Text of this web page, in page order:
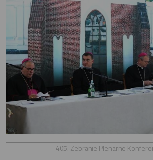
405. Zebranie Plenarne